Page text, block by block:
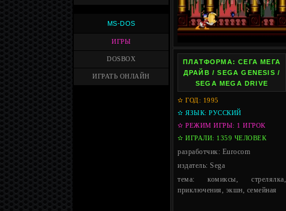
MS-DOS
ИГРЫ
DOSBOX
ИГРАТЬ ОНЛАЙН
ПЛАТФОРМА: СЕГА МЕГА
ДРАЙВ / SEGA GENESIS /
SEGA MEGA DRIVE
✫ ГОД: 1995
✫ ЯЗЫК: РУССКИЙ
✫ РЕЖИМ ИГРЫ: 1 ИГРОК
✫ ИГРАЛИ: 1359 ЧЕЛОВЕК
разработчик: Eurocom
издатель: Sega
тема: комиксы, стрелялка,
приключения, экшн, семейная